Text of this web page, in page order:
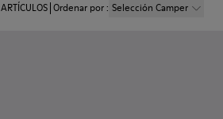
ARTÍCULOS Ordenar por: Selección Camper